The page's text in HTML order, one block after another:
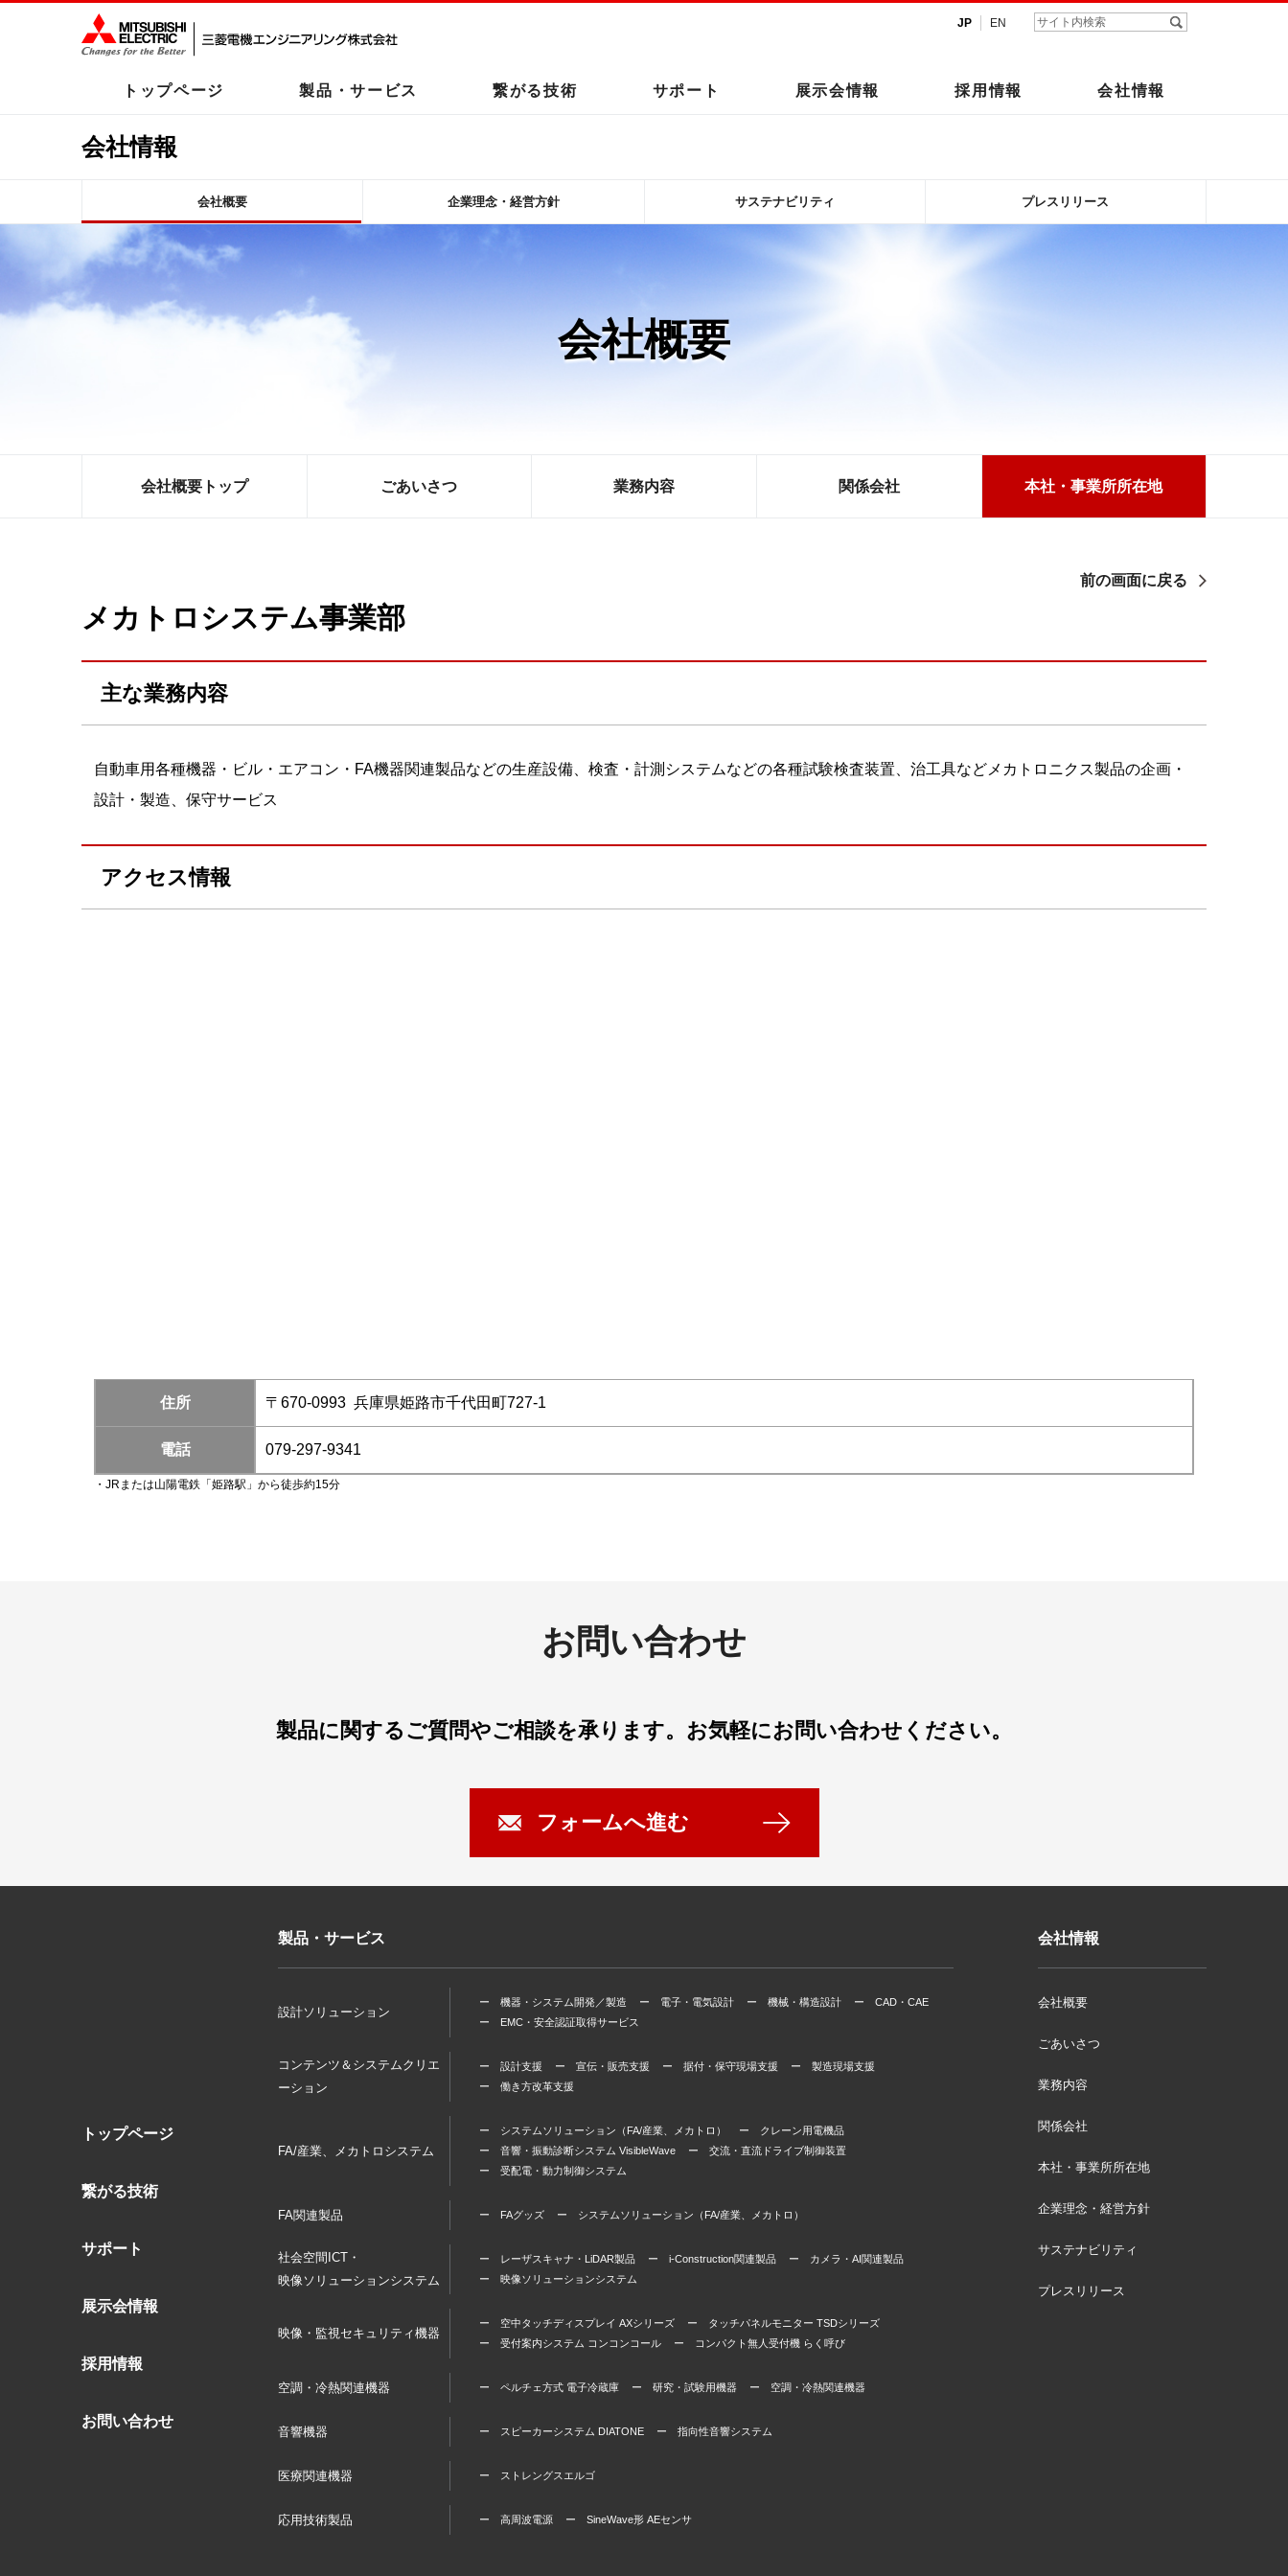
JP EN
トップページ 製品・サービス 繋がる技術 サポート 展示会情報 採用情報 会社情報
会社情報
会社概要 企業理念・経営方針 サステナビリティ プレスリリース
会社概要
会社概要トップ ごあいさつ 業務内容 関係会社 本社・事業所所在地
前の画面に戻る
メカトロシステム事業部
主な業務内容
自動車用各種機器・ビル・エアコン・FA機器関連製品などの生産設備、検査・計測システムなどの各種試験検査装置、治工具などメカトロニクス製品の企画・
設計・製造、保守サービス
アクセス情報
住所 〒670-0993 兵庫県姫路市千代田町727-1
電話 079-297-9341
・JRまたは山陽電鉄「姫路駅」から徒歩約15分
お問い合わせ
製品に関するご質問やご相談を承ります。 お気軽にお問い合わせください。
フォームへ進む
トップページ
繋がる技術
サポート
展示会情報
採用情報
お問い合わせ
製品・サービス
設計ソリューション
ー 機器・システム開発／製造 ー 電子・電気設計 ー 機械・構造設計
ー CAD・CAE
ー EMC・安全認証取得サービス
コンテンツ＆システムクリエ
ーション
ー 設計支援 ー 宣伝・販売支援 ー 据付・保守現場支援
ー 製造現場支援
ー 働き方改革支援
FA/産業、メカトロシステム
ー システムソリューション（FA/産業、メカトロ）
ー クレーン用電機品
ー 音響・振動診断システム VisibleWave
ー 交流・直流ドライブ制御装置
ー 受配電・動力制御システム
FA関連製品 ー FAグッズ ー システムソリューション（FA/産業、メカトロ）
社会空間ICT・
映像ソリューションシステム
ー レーザスキャナ・LiDAR製品 ー i-Construction関連製品
ー カメラ・AI関連製品
ー 映像ソリューションシステム
映像・監視セキュリティ機器
ー 空中タッチディスプレイ AXシリーズ
ー タッチパネルモニター TSDシリーズ
ー 受付案内システム コンコンコール
ー コンパクト無人受付機 らく呼び
空調・冷熱関連機器 ー ペルチェ方式 電子冷蔵庫 ー 研究・試験用機器 ー 空調・冷熱関連機器
音響機器 ー スピーカーシステム DIATONE ー 指向性音響システム
医療関連機器 ー ストレングスエルゴ
応用技術製品 ー 高周波電源 ー SineWave形 AEセンサ
会社情報
会社概要
ごあいさつ
業務内容
関係会社
本社・事業所所在地
企業理念・経営方針
サステナビリティ
プレスリリース